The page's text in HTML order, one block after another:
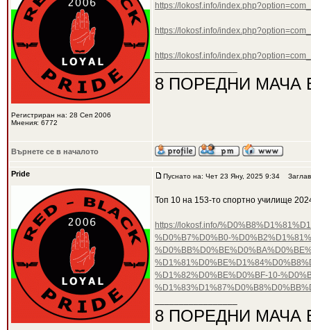
Регистриран на: 28 Сеп 2006
Мнения: 6772
https://lokosf.info/
https://lokosf.info/
https://lokosf.info/
8 ПОРЕДНИ МАЧА
Върнете се в началото
Pride Пуснато на: Чет 23 Яну, 2025 9:34
Топ 10 на 153-то спортно училище
https://lokosf.info/
%D0%B7%D0%B0-
%D1%82%D0%BE%D0%BF-10-
8 ПОРЕДНИ МАЧА